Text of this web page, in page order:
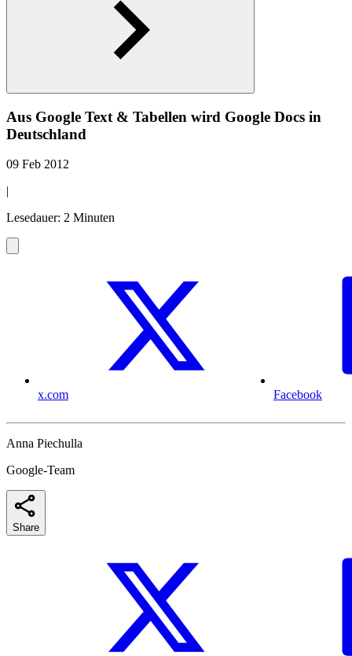
Aus Google Text & Tabellen wird Google Docs in
Deutschland
09 Feb 2012
|
Lesedauer: 2 Minuten
x.com Facebook
Anna Piechulla
Google-Team
Share